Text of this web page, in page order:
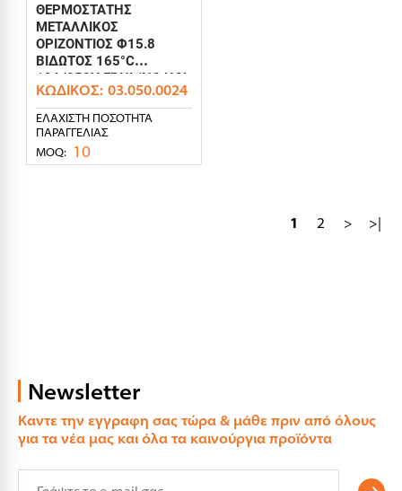
ΘΕΡΜΟΣΤΑΤΗΣ
ΜΕΤΑΛΛΙΚΟΣ
ΟΡΙΖΟΝΤΙΟΣ Φ15.8
ΒΙΔΩΤΟΣ 165°C
10A/250V FBHL/NC HOL
ΚΩΔΙΚΌΣ: 03.050.0024
ΕΛΆΧΙΣΤΗ ΠΟΣΌΤΗΤΑ
ΠΑΡΑΓΓΕΛΊΑΣ
MOQ: 10
1 2 > >|
Newsletter
Καντε την εγγραφη σας τώρα & μάθε πριν από όλους
για τα νέα μας και όλα τα καινούργια προϊόντα